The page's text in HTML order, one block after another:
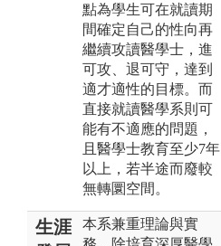
點為學生可在就讀期
間確定自己的性向再
繼續攻讀醫學士，進
可攻、退可守，達到
適才適性的目標。而
直接就讀醫學系則可
能有不適應的問題，
且醫學士教育至少7年
以上，若半途而廢較
無轉圜空間。
生涯
本系兼重理論與實